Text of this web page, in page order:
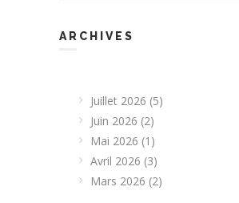
ARCHIVES
Juillet 2026 (5)
Juin 2026 (2)
Mai 2026 (1)
Avril 2026 (3)
Mars 2026 (2)